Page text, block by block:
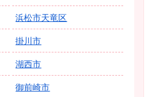
浜松市天竜区
掛川市
湖西市
御前崎市